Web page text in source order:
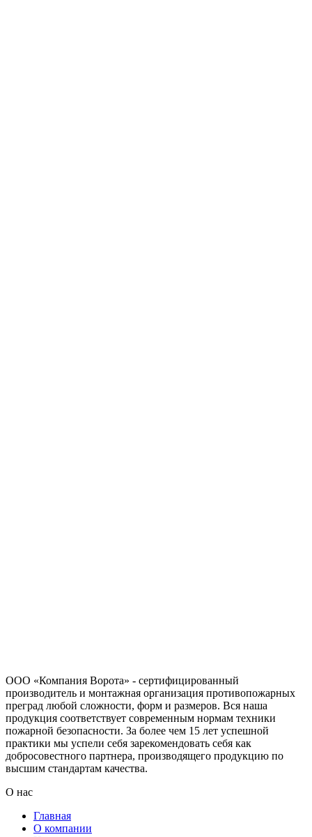
ООО «Компания Ворота» - сертифицированный
производитель и монтажная организация противопожарных
преград любой сложности, форм и размеров. Вся наша
продукция соответствует современным нормам техники
пожарной безопасности. За более чем 15 лет успешной
практики мы успели себя зарекомендовать себя как
добросовестного партнера, производящего продукцию по
высшим стандартам качества.
О нас
Главная
О компании